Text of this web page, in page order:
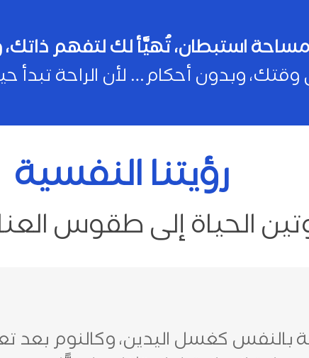
مساحة استبطان، تُهيَّأ لك لتفهم
وقتك، وبدون أحكام… لأن الراحة
رؤيتنا النفسية
الحياة إلى طقوس
بالنفس كغسل اليدين، وكالنوم